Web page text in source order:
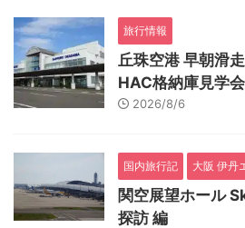
旅行情報
丘珠空港 早朝滑
HAC格納庫見学会
2026/8/6
国内旅行記 大阪 伊丹
関空展望ホール
探訪 編